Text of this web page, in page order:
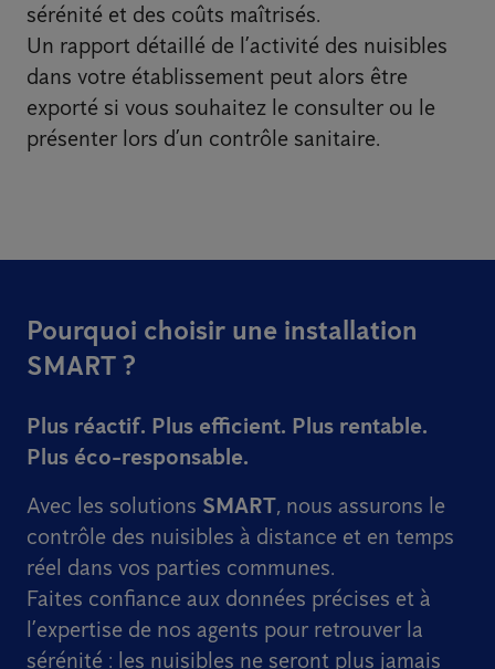
sérénité et des coûts maîtrisés.
Un rapport détaillé de l’activité des nuisibles
dans votre établissement peut alors être
exporté si vous souhaitez le consulter ou le
présenter lors d’un contrôle sanitaire.
Pourquoi choisir une installation
SMART ?
Plus réactif. Plus efficient. Plus rentable.
Plus éco-responsable.
Avec les solutions SMART, nous assurons le
contrôle des nuisibles à distance et en temps
réel dans vos parties communes.
Faites confiance aux données précises et à
l’expertise de nos agents pour retrouver la
sérénité : les nuisibles ne seront plus jamais